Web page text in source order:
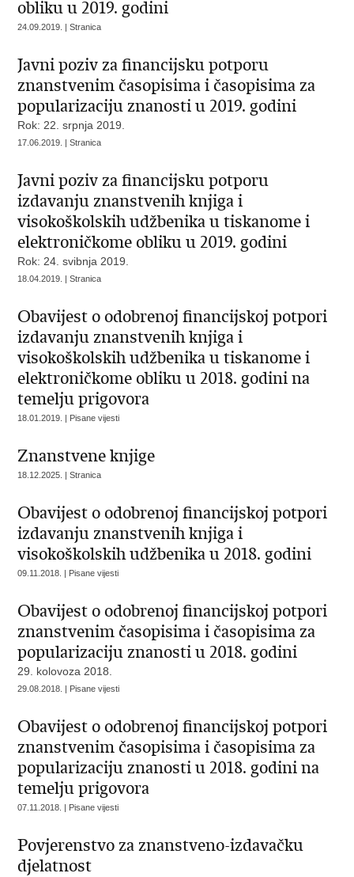
obliku u 2019. godini
24.09.2019. | Stranica
Javni poziv za financijsku potporu
znanstvenim časopisima i časopisima za
popularizaciju znanosti u 2019. godini
Rok: 22. srpnja 2019.
17.06.2019. | Stranica
Javni poziv za financijsku potporu
izdavanju znanstvenih knjiga i
visokoškolskih udžbenika u tiskanome i
elektroničkome obliku u 2019. godini
Rok: 24. svibnja 2019.
18.04.2019. | Stranica
Obavijest o odobrenoj financijskoj potpori
izdavanju znanstvenih knjiga i
visokoškolskih udžbenika u tiskanome i
elektroničkome obliku u 2018. godini na
temelju prigovora
18.01.2019. | Pisane vijesti
Znanstvene knjige
18.12.2025. | Stranica
Obavijest o odobrenoj financijskoj potpori
izdavanju znanstvenih knjiga i
visokoškolskih udžbenika u 2018. godini
09.11.2018. | Pisane vijesti
Obavijest o odobrenoj financijskoj potpori
znanstvenim časopisima i časopisima za
popularizaciju znanosti u 2018. godini
29. kolovoza 2018.
29.08.2018. | Pisane vijesti
Obavijest o odobrenoj financijskoj potpori
znanstvenim časopisima i časopisima za
popularizaciju znanosti u 2018. godini na
temelju prigovora
07.11.2018. | Pisane vijesti
Povjerenstvo za znanstveno-izdavačku
djelatnost